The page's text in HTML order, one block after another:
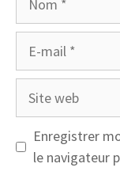
Site
Enregistrer
le navigateur